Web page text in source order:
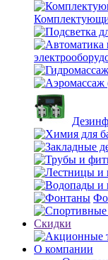
Скидки
О компании